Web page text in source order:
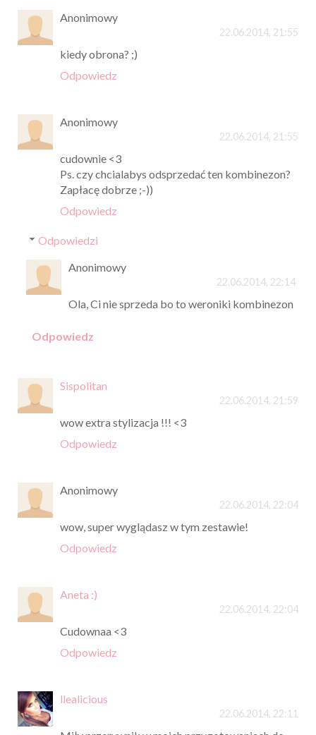
Anonimowy
22.06.2014, 21:55
kiedy obrona? ;)
Odpowiedz
Anonimowy
22.06.2014, 21:55
cudownie <3
Ps. czy chcialabys odsprzedać ten kombinezon?
Zapłacę dobrze ;-))
Odpowiedz
Odpowiedzi
Anonimowy
22.06.2014, 22:14
Ola, Ci nie sprzeda bo to weroniki kombinezon
Odpowiedz
Sispolitan
22.06.2014, 21:59
wow extra stylizacja !!! <3
Odpowiedz
Anonimowy
22.06.2014, 22:04
wow, super wyglądasz w tym zestawie!
Odpowiedz
Aneta :)
22.06.2014, 22:04
Cudownaa <3
Odpowiedz
llealicious
22.06.2014, 22:11